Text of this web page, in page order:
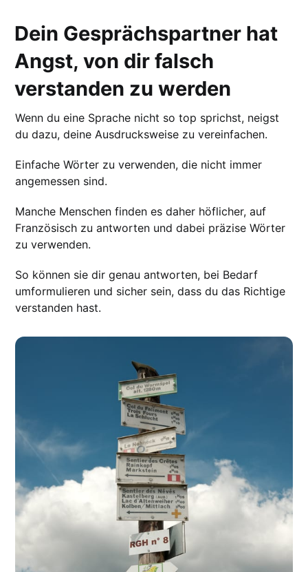
Dein Gesprächspartner hat
Angst, von dir falsch
verstanden zu werden
Wenn du eine Sprache nicht so top sprichst, neigst
du dazu, deine Ausdrucksweise zu vereinfachen.
Einfache Wörter zu verwenden, die nicht immer
angemessen sind.
Manche Menschen finden es daher höflicher, auf
Französisch zu antworten und dabei präzise Wörter
zu verwenden.
So können sie dir genau antworten, bei Bedarf
umformulieren und sicher sein, dass du das Richtige
verstanden hast.